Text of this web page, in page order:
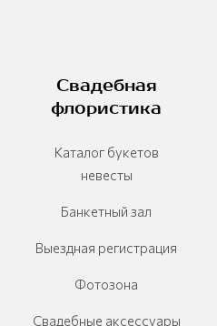
Свадебная
флористика
Каталог букетов
невесты
Банкетный зал
Выездная регистрация
Фотозона
Свадебные аксессуары